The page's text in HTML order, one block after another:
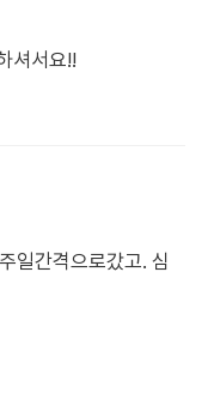
셔서요!!
일간격으로갔고. 심